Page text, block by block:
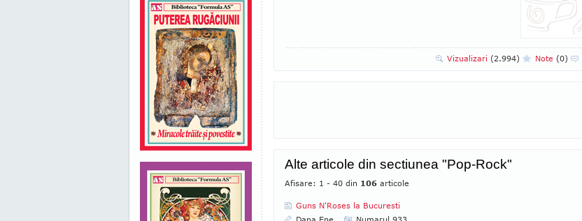
Vizualizari (2.994) Note (0)
Alte articole din sectiunea "Pop-Rock"
Afisare: 1 - 40 din 106 articole
Guns N'Roses la Bucuresti